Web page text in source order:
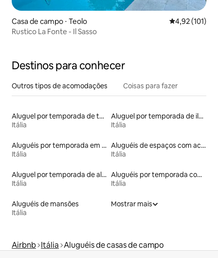
Casa de campo ⋅ Teolo 4,92 de uma
4,92 (101)
Rustico La Fonte - Il Sasso
Destinos para conhecer
Outros tipos de acomodações Coisas para fazer
Aluguel por temporada de torres
Itália
Aluguel por temporada de ilhas
Itália
Aluguéis por temporada em hotéis-fazenda
Itália
Aluguéis de espaços com acesso direto a pistas de esqui
Itália
Aluguel por temporada de alojamentos ecológicos
Itália
Aluguéis por temporada com banheira de hidromassagem
Itália
Aluguéis de mansões
Itália
Mostrar mais
Airbnb Itália Aluguéis de casas de campo